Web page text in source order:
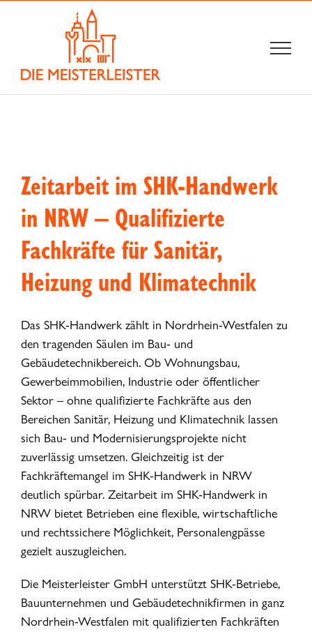
Zeitarbeit im SHK-Handwerk
in NRW – Qualifizierte
Fachkräfte für Sanitär,
Heizung und Klimatechnik
Das SHK-Handwerk zählt in Nordrhein-Westfalen zu
den tragenden Säulen im Bau- und
Gebäudetechnikbereich. Ob Wohnungsbau,
Gewerbeimmobilien, Industrie oder öffentlicher
Sektor – ohne qualifizierte Fachkräfte aus den
Bereichen Sanitär, Heizung und Klimatechnik lassen
sich Bau- und Modernisierungsprojekte nicht
zuverlässig umsetzen. Gleichzeitig ist der
Fachkräftemangel im SHK-Handwerk in NRW
deutlich spürbar. Zeitarbeit im SHK-Handwerk in
NRW bietet Betrieben eine flexible, wirtschaftliche
und rechtssichere Möglichkeit, Personalengpässe
gezielt auszugleichen.
Die Meisterleister GmbH unterstützt SHK-Betriebe,
Bauunternehmen und Gebäudetechnikfirmen in ganz
Nordrhein-Westfalen mit qualifizierten Fachkräften